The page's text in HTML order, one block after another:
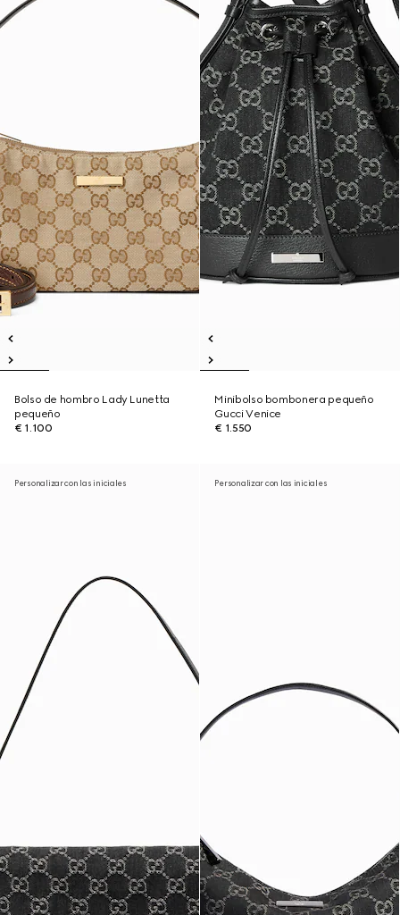
Bolso de hombro Lady Lunetta
pequeño
€ 1.100
Minibolso bombonera pequeño
Gucci Venice
€ 1.550
Personalizar con las iniciales Personalizar con las iniciales